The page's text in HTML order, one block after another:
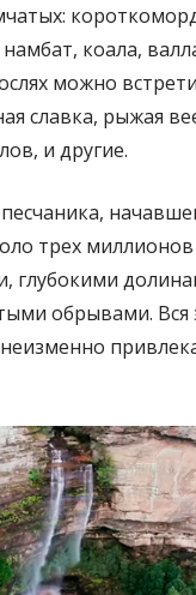
коала,
можно
славка, рыжая
и другие.
трех миллионов
глубокими
обрывами. Вся